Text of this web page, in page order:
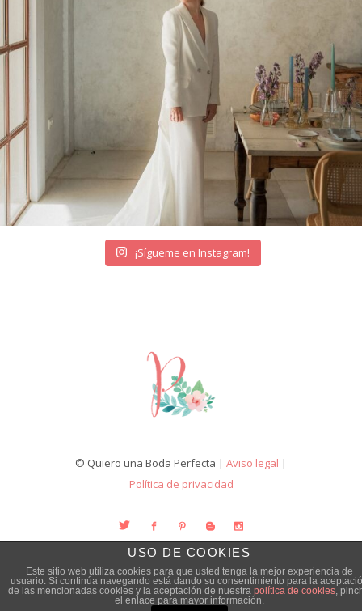
¡Sígueme en Instagram!
© Quiero una Boda Perfecta | Aviso legal |
Política de privacidad
USO DE COOKIES
Este sitio web utiliza cookies para que usted tenga la mejor experiencia de
usuario. Si continúa navegando está dando su consentimiento para la
de las mencionadas cookies y la aceptación de nuestra política de cookies,
el enlace para mayor información.